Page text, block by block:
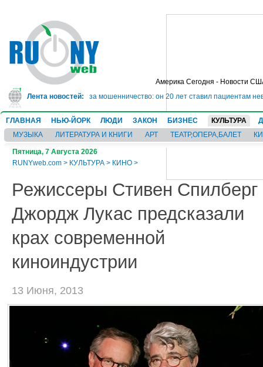
Америка Сегодня - Новости
Лента новостей:
в тюрьму на 10 лет за мошенничество: он 20 лет ставил пациентам
ГЛАВНАЯ НЬЮ-ЙОРК ЛЮДИ ЗАКОН БИЗНЕС КУЛЬТУРА
МУЗЫКА
ЛИТЕРАТУРА И КНИГИ АРТ ТЕАТР,ОПЕРА,БАЛЕТ
Пятница, 7 Августа 2026
RUNYweb.com > КУЛЬТУРА > КИНО >
Режиссеры Стивен Спилберг
Джордж Лукас предсказали
крах современной
киноиндустрии
13 Июня, 2013